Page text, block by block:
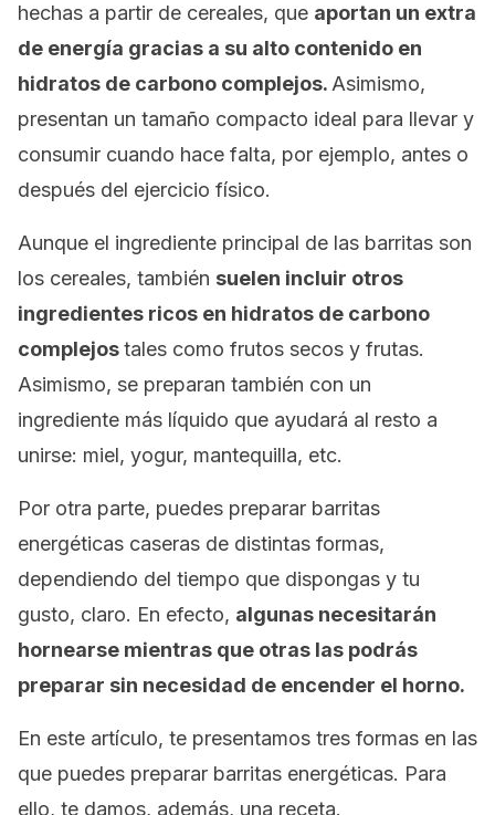
hechas a partir de cereales, que aportan un extra
de energía gracias a su alto contenido en
hidratos de carbono complejos. Asimismo,
presentan un tamaño compacto ideal para llevar y
consumir cuando hace falta, por ejemplo, antes o
después del ejercicio físico.
Aunque el ingrediente principal de las barritas son
los cereales, también suelen incluir otros
ingredientes ricos en hidratos de carbono
complejostales como frutos secos y frutas.
Asimismo, se preparan también con un
ingrediente más líquido que ayudará al resto a
unirse: miel, yogur, mantequilla, etc.
Por otra parte, puedes preparar barritas
energéticas caseras de distintas formas,
dependiendo del tiempo que dispongas y tu
gusto, claro. En efecto, algunas necesitarán
hornearse mientras que otras las podrás
preparar sin necesidad de encender el horno.
En este artículo, te presentamos tres formas en las
que puedes preparar barritas energéticas. Para
ello, te damos, además, una receta.